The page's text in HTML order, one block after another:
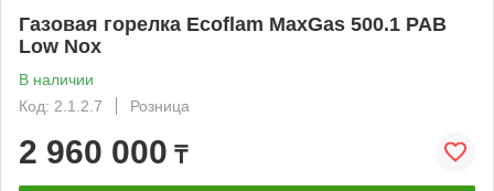
Газовая горелка Ecoflam MaxGas 500.1 PAB
Low Nox
В наличии
Код: 2.1.2.7
Розница
2 960 000 ₸